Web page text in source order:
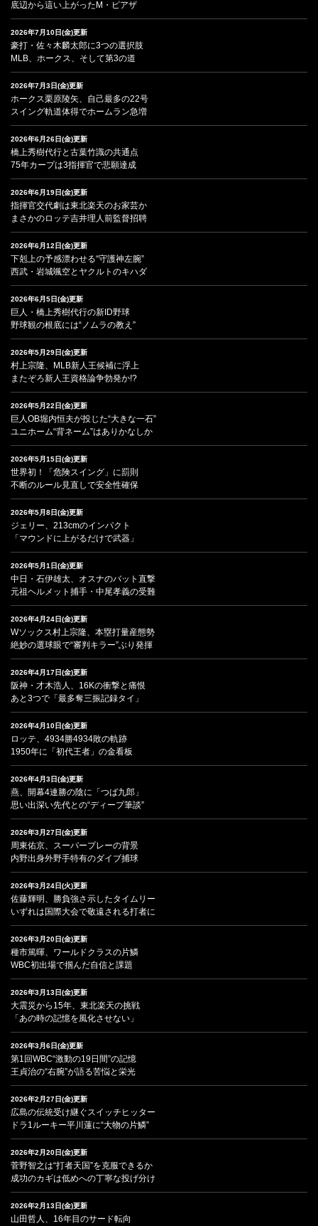
底辺から這い上がったM・ピアザ
2026年7月10日(金)更新
豪打・佐々木麟太郎に3つの選択肢
MLB、ホークス、そして第3の道
2026年7月3日(金)更新
ホークス栗原陵矢、自己最多の22号
スイング軌道体得でホームラン急増
2026年6月26日(金)更新
橋上秀樹代行と古葉竹識の共通点
75年カープは3指揮官で悲願達成
2026年6月19日(金)更新
指揮官交代劇は東北楽天のお家芸か
まさかのロッテ吉井理人前監督招聘
2026年6月12日(金)更新
下剋上の予感漂わせる“守護神左腕”
西武・岩城颯空とヤクルトのキハダ
2026年6月5日(金)更新
巨人・橋上秀樹代行の新ID野球
野球観の根底には“ノムラの教え”
2026年5月29日(金)更新
村上宗隆、MLB新人王候補に浮上
またぞろ新人王資格論争勃発か!?
2026年5月22日(金)更新
巨人OB堀内恒夫が投じた“大きな一石”
ユニホーム“背ネーム”はありかなしか
2026年5月15日(金)更新
世界初！「危険スイング」に罰則
不断のルール見直しで安全性確保
2026年5月8日(金)更新
ジェリー、213cmのインパクト
「マウンドに上がるだけで武器」
2026年5月1日(金)更新
中日・石伊雄太、オスナのバット直撃
元祖ヘルメット捕手・中尾孝義の受難
2026年4月24日(金)更新
Wソックス村上宗隆、本塁打量産態勢
絶妙の選球眼で“審判キラー”ぶり発揮
2026年4月17日(金)更新
阪神・才木浩人、16Kの衝撃と痛恨
あと3つで「最多奪三振記録タイ」
2026年4月10日(金)更新
ロッテ、4934勝4934敗の軌跡
1950年に「初代王者」の金看板
2026年4月3日(金)更新
燕、開幕4連勝の陰に「つば九郎」
思い出深い先代との“ディープ筆談”
2026年3月27日(金)更新
周東佑京、スーパープレーの背景
内野出身外野手特有のダイブ捕球
2026年3月24日(火)更新
佐藤輝明、勝負強さ示したタイムリー
いずれは国際大会で敬遠される打者に
2026年3月20日(金)更新
種市篤暉、ワールドクラスの片鱗
WBC初出場で掴んだ自信と課題
2026年3月13日(金)更新
大震災から15年、東北楽天の挑戦
「あの時の記憶を風化させない」
2026年3月6日(金)更新
第1回WBC“激動の19日間”の記憶
王貞治の“右腕”が語る苦悩と栄光
2026年2月27日(金)更新
広島の伝統受け継ぐスイッチヒッター
ドラ1ルーキー平川蓮に“大物の片鱗”
2026年2月20日(金)更新
菅野智之は“打者天国”を克服できるか
成功のカギは低めへの丁寧な投げ分け
2026年2月13日(金)更新
山田哲人、16年目のサード転向